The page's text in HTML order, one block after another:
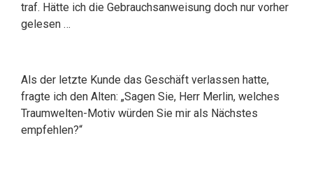
traf. Hätte ich die Gebrauchsanweisung doch nur vorher
gelesen …
Als der letzte Kunde das Geschäft verlassen hatte,
fragte ich den Alten: „Sagen Sie, Herr Merlin, welches
Traumwelten-Motiv würden Sie mir als Nächstes
empfehlen?“